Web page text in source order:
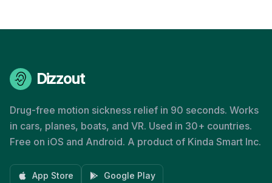
Dizzout
Drug-free motion sickness relief in 90 seconds. Works
in cars, planes, boats, and VR. Used in 30+ countries.
Free on iOS and Android. A product of Kinda Smart Inc.
App Store Google Play